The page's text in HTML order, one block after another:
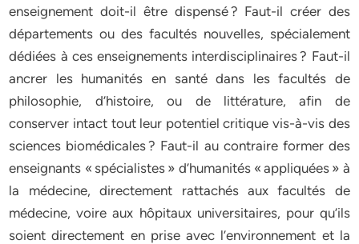
enseignement doit-il être dispensé ? Faut-il créer des
départements ou des facultés nouvelles, spécialement
dédiées à ces enseignements interdisciplinaires ? Faut-il
ancrer les humanités en santé dans les facultés de
philosophie, d’histoire, ou de littérature, afin de
conserver intact tout leur potentiel critique vis-à-vis des
sciences biomédicales ? Faut-il au contraire former des
enseignants « spécialistes » d’humanités « appliquées » à
la médecine, directement rattachés aux facultés de
médecine, voire aux hôpitaux universitaires, pour qu’ils
soient directement en prise avec l’environnement et la